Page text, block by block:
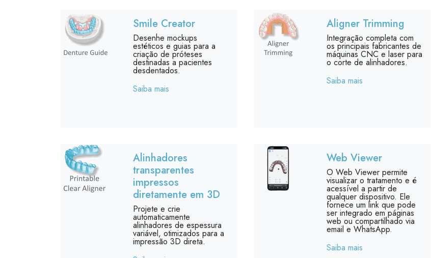
Smile Creator
Desenhe mockups
estéticos e guias para a
criação de próteses
destinadas a pacientes
desdentados.
Saiba mais
Aligner Trimming
Integração completa com
os principais fabricantes de
máquinas CNC e laser para
o corte de alinhadores.
Saiba mais
Alinhadores
transparentes
impressos
diretamente em 3D
Projete e crie
automaticamente
alinhadores de espessura
variável, otimizados para a
impressão 3D direta.
Web Viewer
O Web Viewer permite
visualizar o tratamento e é
acessível a partir de
qualquer dispositivo. Ele
fornece um link que pode
ser integrado em páginas
web ou compartilhado via
email e WhatsApp.
Saiba mais